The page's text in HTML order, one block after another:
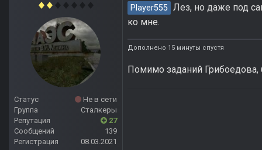
Статус
Не в сети
Группа
Сталкеры
Репутация
27
Сообщений
139
Регистрация
08.03.2021
Player555 Лез, но даже под
ко мне.
Дополнено 15 минуты спустя
Помимо заданий